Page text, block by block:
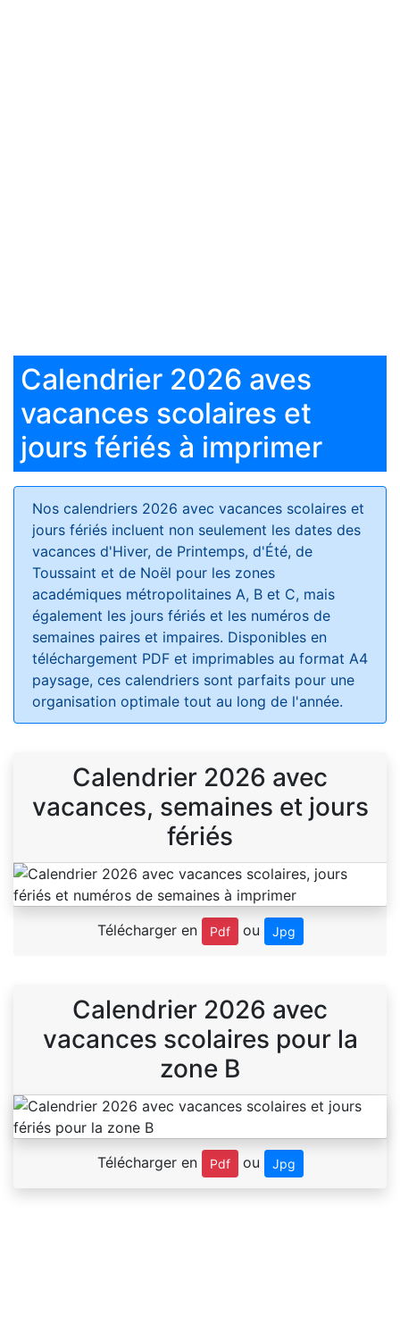
Calendrier 2026 aves
vacances scolaires et
jours fériés à imprimer
Nos calendriers 2026 avec vacances scolaires et
jours fériés incluent non seulement les dates des
vacances d'Hiver, de Printemps, d'Été, de
Toussaint et de Noël pour les zones
académiques métropolitaines A, B et C, mais
également les jours fériés et les numéros de
semaines paires et impaires. Disponibles en
téléchargement PDF et imprimables au format A4
paysage, ces calendriers sont parfaits pour une
organisation optimale tout au long de l'année.
Calendrier 2026 avec
vacances, semaines et jours
fériés
Télécharger en Pdf ou Jpg
Calendrier 2026 avec
vacances scolaires pour la
zone B
Télécharger en Pdf ou Jpg